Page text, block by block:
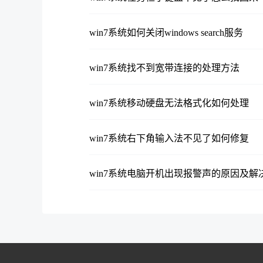
win7系统如何关闭windows search服务
win7系统找不到宽带连接的处理方法
win7系统移动硬盘无法格式化如何处理
win7系统右下角输入法不见了如何修复
win7系统电脑开机出现报警声的原因及解